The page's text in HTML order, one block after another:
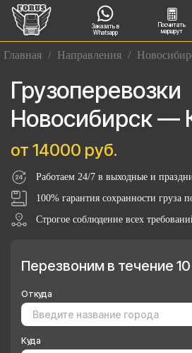
Заказать в
Whatsapp
Посчитать
маршрут
Главная / Направления /
Грузоперевозки
Новосибирск —
от 14000 руб.
Работаем 24/7 в выходные и
100% гарантия сохранности груза
Строгое соблюдение всех
Перезвоним в течение
Откуда
Куда